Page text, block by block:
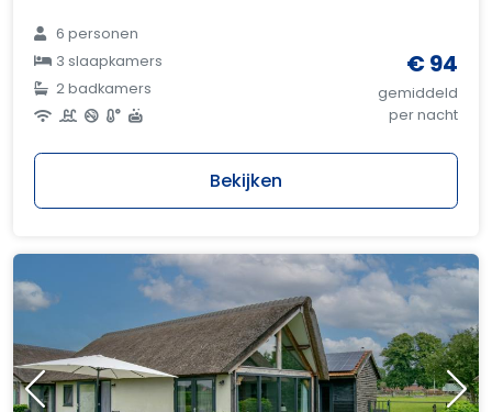
6 personen
3 slaapkamers
2 badkamers
€ 94
gemiddeld
per nacht
Bekijken